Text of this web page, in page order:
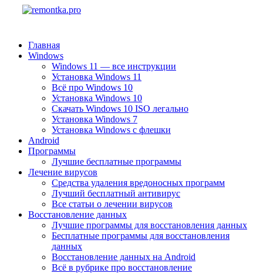
Главная
Windows
Windows 11 — все инструкции
Установка Windows 11
Всё про Windows 10
Установка Windows 10
Скачать Windows 10 ISO легально
Установка Windows 7
Установка Windows с флешки
Android
Программы
Лучшие бесплатные программы
Лечение вирусов
Средства удаления вредоносных программ
Лучший бесплатный антивирус
Все статьи о лечении вирусов
Восстановление данных
Лучшие программы для восстановления данных
Бесплатные программы для восстановления
данных
Восстановление данных на Android
Всё в рубрике про восстановление